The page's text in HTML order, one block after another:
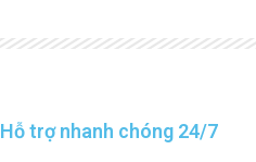
Hỗ trợ nhanh chóng 24/7